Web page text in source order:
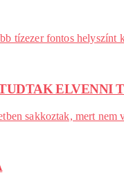
tízezer fontos
ELVENNI
sakkoztak, mert